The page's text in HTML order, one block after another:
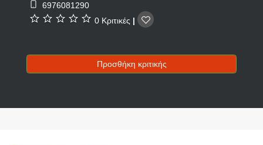
6976081290
0 Κριτικές |
Προσθήκη κριτικής